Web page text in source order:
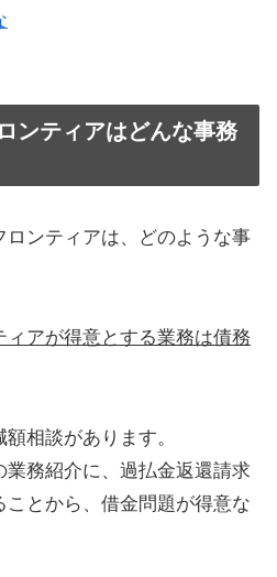
ンティアはどんな事務
ロンティアは、どのような事
アが得意とする業務は債務
相談があります。
務紹介に、過払金返還請求
とから、借金問題が得意な